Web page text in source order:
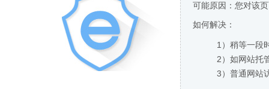
可能原因：您对该
如何解决：
1）稍等一段
2）如网站托
3）普通网站